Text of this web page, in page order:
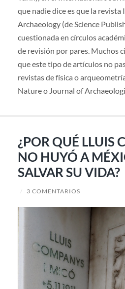
que nadie dice es que la
Archaeology (de Science
cuestionada en círculos
de revisión por pares. Muchos
que este tipo de artículos no
revistas de física o
Nature o Journal of
¿POR QUÉ LLUIS
NO HUYÓ A
SALVAR SU VIDA?
/ 3 COMENTARIOS